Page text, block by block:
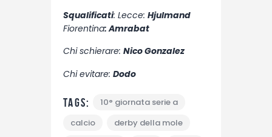
Squalificati: Lecce: Hjulmand
Fiorentina: Amrabat
Chi schierare: Nico Gonzalez
Chi evitare: Dodo
Tags:
10° giornata serie a
calcio
derby della mole